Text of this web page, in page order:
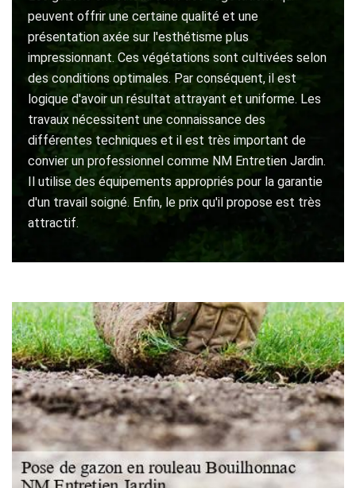
peuvent offrir une certaine qualité et une
présentation axée sur l'esthétisme plus
impressionnant. Ces végétations sont cultivées selon
des conditions optimales. Par conséquent, il est
logique d'avoir un résultat attrayant et uniforme. Les
travaux nécessitent une connaissance des
différentes techniques et il est très important de
convier un professionnel comme NM Entretien Jardin.
Il utilise des équipements appropriés pour la garantie
d'un travail soigné. Enfin, le prix qu'il propose est très
attractif.